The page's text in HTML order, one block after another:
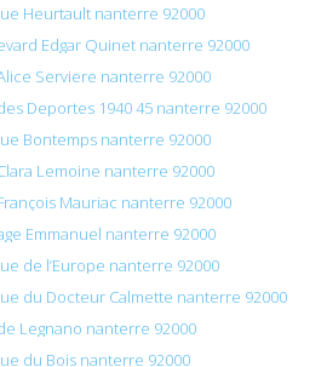
Heurtault nanterre 92000
Edgar Quinet nanterre 92000
Serviere nanterre 92000
Deportes 1940 45 nanterre 92000
Bontemps nanterre 92000
Lemoine nanterre 92000
Mauriac nanterre 92000
Emmanuel nanterre 92000
de l’Europe nanterre 92000
du Docteur Calmette nanterre 92000
Legnano nanterre 92000
du Bois nanterre 92000